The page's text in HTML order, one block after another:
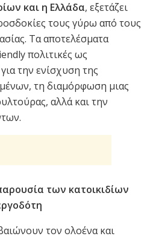
και η Ελλάδα, εξετάζει
τους γύρω από τους
Τα αποτελέσματα
πολιτικές ως
την ενίσχυση της
τη διαμόρφωση μιας
αλλά και την
των κατοικιδίων
τον ολοένα και